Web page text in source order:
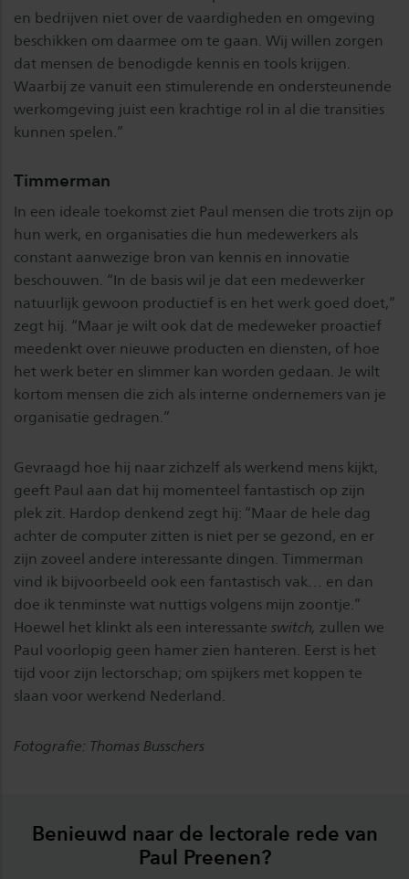
en bedrijven niet over de vaardigheden en omgeving
beschikken om daarmee om te gaan. Wij willen zorgen
dat mensen de benodigde kennis en tools krijgen.
Waarbij ze vanuit een stimulerende en ondersteunende
werkomgeving juist een krachtige rol in al die transities
kunnen spelen.”
Timmerman
In een ideale toekomst ziet Paul mensen die trots zijn op
hun werk, en organisaties die hun medewerkers als
constant aanwezige bron van kennis en innovatie
beschouwen. “In de basis wil je dat een medewerker
natuurlijk gewoon productief is en het werk goed doet,”
zegt hij. “Maar je wilt ook dat de medeweker proactief
meedenkt over nieuwe producten en diensten, of hoe
het werk beter en slimmer kan worden gedaan. Je wilt
kortom mensen die zich als interne ondernemers van je
organisatie gedragen.”
Gevraagd hoe hij naar zichzelf als werkend mens kijkt,
geeft Paul aan dat hij momenteel fantastisch op zijn
plek zit. Hardop denkend zegt hij: “Maar de hele dag
achter de computer zitten is niet per se gezond, en er
zijn zoveel andere interessante dingen. Timmerman
vind ik bijvoorbeeld ook een fantastisch vak… en dan
doe ik tenminste wat nuttigs volgens mijn zoontje.”
Hoewel het klinkt als een interessante switch, zullen we
Paul voorlopig geen hamer zien hanteren. Eerst is het
tijd voor zijn lectorschap; om spijkers met koppen te
slaan voor werkend Nederland.
Fotografie: Thomas Busschers
Benieuwd naar de lectorale rede van
Paul Preenen?